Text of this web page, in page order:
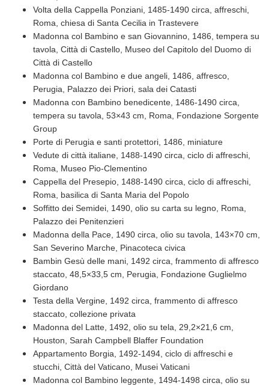
Volta della Cappella Ponziani, 1485-1490 circa, affreschi,
Roma, chiesa di Santa Cecilia in Trastevere
Madonna col Bambino e san Giovannino, 1486, tempera su
tavola, Città di Castello, Museo del Capitolo del Duomo di
Città di Castello
Madonna col Bambino e due angeli, 1486, affresco,
Perugia, Palazzo dei Priori, sala dei Catasti
Madonna con Bambino benedicente, 1486-1490 circa,
tempera su tavola, 53×43 cm, Roma, Fondazione Sorgente
Group
Porte di Perugia e santi protettori, 1486, miniature
Vedute di città italiane, 1488-1490 circa, ciclo di affreschi,
Roma, Museo Pio-Clementino
Cappella del Presepio, 1488-1490 circa, ciclo di affreschi,
Roma, basilica di Santa Maria del Popolo
Soffitto dei Semidei, 1490, olio su carta su legno, Roma,
Palazzo dei Penitenzieri
Madonna della Pace, 1490 circa, olio su tavola, 143×70 cm,
San Severino Marche, Pinacoteca civica
Bambin Gesù delle mani, 1492 circa, frammento di affresco
staccato, 48,5×33,5 cm, Perugia, Fondazione Guglielmo
Giordano
Testa della Vergine, 1492 circa, frammento di affresco
staccato, collezione privata
Madonna del Latte, 1492, olio su tela, 29,2×21,6 cm,
Houston, Sarah Campbell Blaffer Foundation
Appartamento Borgia, 1492-1494, ciclo di affreschi e
stucchi, Città del Vaticano, Musei Vaticani
Madonna col Bambino leggente, 1494-1498 circa, olio su